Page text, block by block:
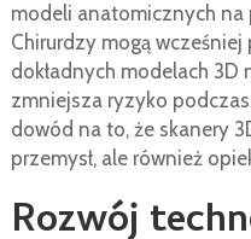
modeli anatomicznych
Chirurdzy mogą
dokładnych modelach 3D
zmniejsza ryzyko podczas
dowód na to, że skanery
przemysł, ale również
Rozwój